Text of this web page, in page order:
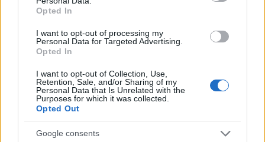
Opted In
I want to opt-out of processing my
Personal Data for Targeted Advertising.
Opted In
I want to opt-out of Collection, Use,
Retention, Sale, and/or Sharing of my
Personal Data that Is Unrelated with the
Purposes for which it was collected.
Opted Out
Google consents
Νέες απώλειες για την Καρυστιανού:
και Κοτσόργιος - «Αποχωρώ από μια
αυταπάτη»
αντιδημάρχου - Έσπασε το μπλόκο της
ΕΛΑΣ και έπεσε με το αυτοκίνητό του
στα συντρίμμια του ελικοπτέρου
Αυγερινός, Μουτσάτσου και ακόμη 20
πρώην στελέχη κατά Καρυστιανού: «Δεν
αποχωρήσαμε για καρέκλες», αιχμές για